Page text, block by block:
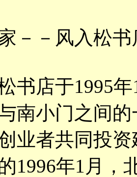
－风入松书
店于1995年
南小门之间
业者共同投
1996年1月，